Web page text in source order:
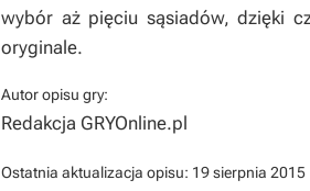
wybór aż pięciu sąsiadów, dzięki
oryginale.
Autor opisu gry:
Redakcja GRYOnline.pl
Ostatnia aktualizacja opisu: 19 sierpnia 2015